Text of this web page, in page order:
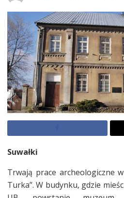
Suwałki
Trwają prace archeologiczne
Turka”. W budynku, gdzie